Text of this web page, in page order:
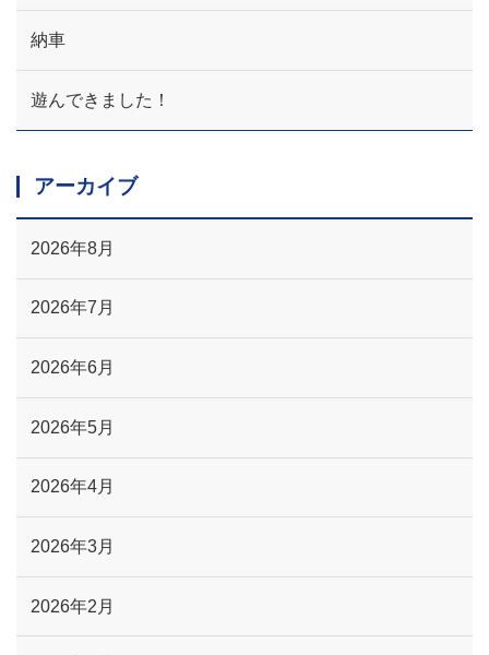
納車
遊んできました！
アーカイブ
2026年8月
2026年7月
2026年6月
2026年5月
2026年4月
2026年3月
2026年2月